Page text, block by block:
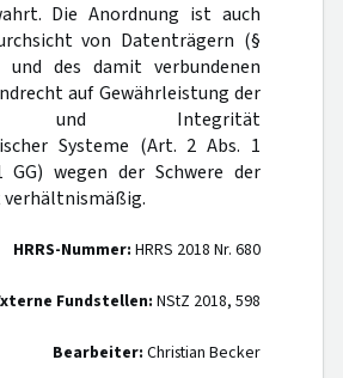
Die Anordnung ist auch
von Datenträgern (§
des damit verbundenen
auf Gewährleistung der
und Integrität
Systeme (Art. 2 Abs. 1
GG) wegen der Schwere der
verhältnismäßig.
HRRS-Nummer: HRRS 2018 Nr. 680
Fundstellen: NStZ 2018, 598
Bearbeiter: Christian Becker